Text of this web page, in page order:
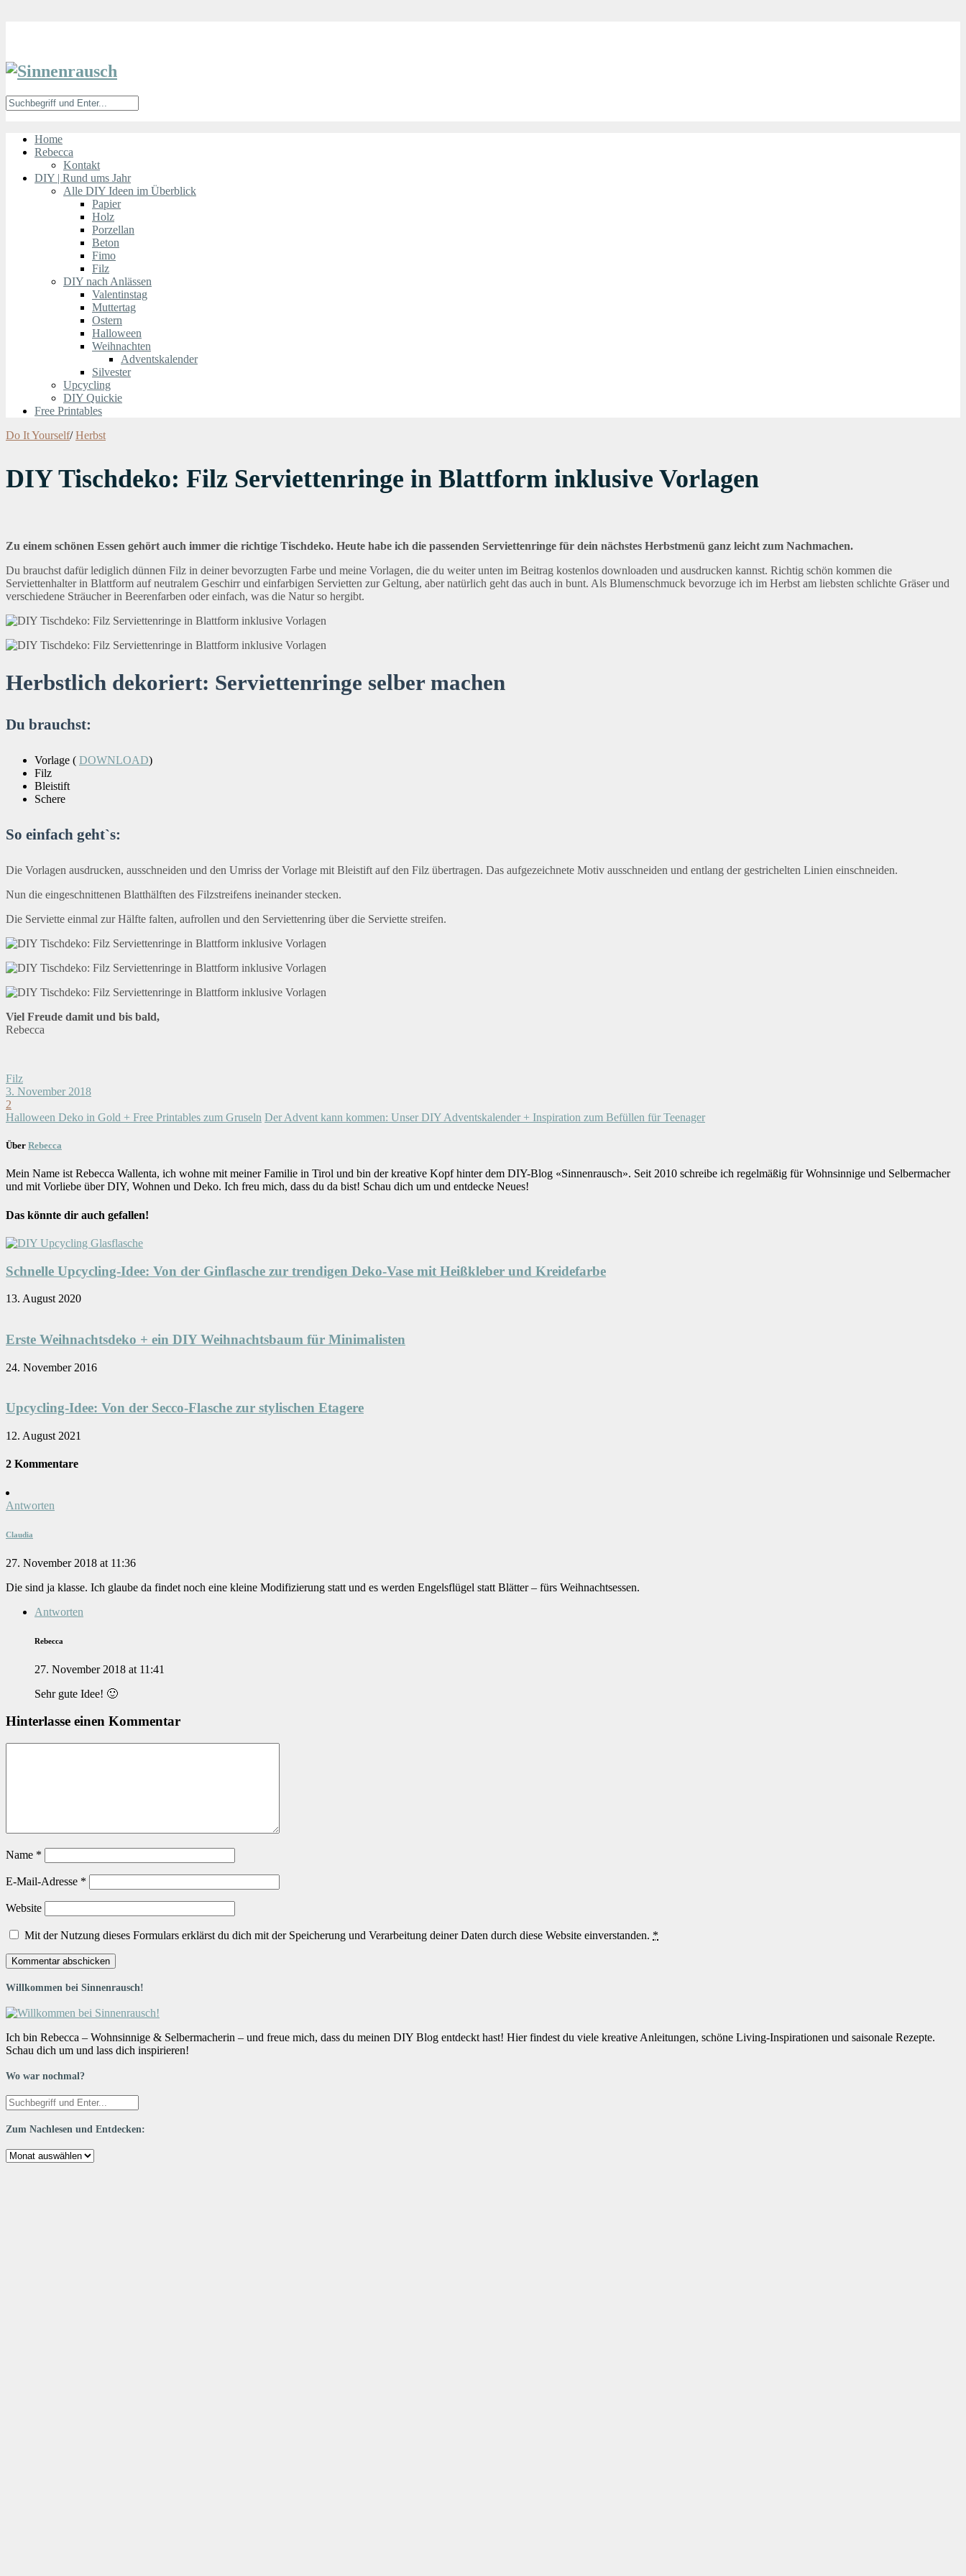
Home
Rebecca
Kontakt
DIY | Rund ums Jahr
Alle DIY Ideen im Überblick
Papier
Holz
Porzellan
Beton
Fimo
Filz
DIY nach Anlässen
Valentinstag
Muttertag
Ostern
Halloween
Weihnachten
Adventskalender
Silvester
Upcycling
DIY Quickie
Free Printables
Do It Yourself/ Herbst
DIY Tischdeko: Filz Serviettenringe in Blattform inklusive Vorlagen
Zu einem schönen Essen gehört auch immer die richtige Tischdeko. Heute habe ich die passenden Serviettenringe für dein nächstes Herbstmenü ganz leicht zum Nachmachen.
Du brauchst dafür lediglich dünnen Filz in deiner bevorzugten Farbe und meine Vorlagen, die du weiter unten im Beitrag kostenlos downloaden und ausdrucken kannst. Richtig schön kommen die
Serviettenhalter in Blattform auf neutralem Geschirr und einfarbigen Servietten zur Geltung, aber natürlich geht das auch in bunt. Als Blumenschmuck bevorzuge ich im Herbst am liebsten schlichte Gräser und
verschiedene Sträucher in Beerenfarben oder einfach, was die Natur so hergibt.
Herbstlich dekoriert: Serviettenringe selber machen
Du brauchst:
Vorlage ( DOWNLOAD)
Filz
Bleistift
Schere
So einfach geht`s:
Die Vorlagen ausdrucken, ausschneiden und den Umriss der Vorlage mit Bleistift auf den Filz übertragen. Das aufgezeichnete Motiv ausschneiden und entlang der gestrichelten Linien einschneiden.
Nun die eingeschnittenen Blatthälften des Filzstreifens ineinander stecken.
Die Serviette einmal zur Hälfte falten, aufrollen und den Serviettenring über die Serviette streifen.
Viel Freude damit und bis bald,
Rebecca
Filz
3. November 2018
2
Halloween Deko in Gold + Free Printables zum Gruseln Der Advent kann kommen: Unser DIY Adventskalender + Inspiration zum Befüllen für Teenager
Über Rebecca
Mein Name ist Rebecca Wallenta, ich wohne mit meiner Familie in Tirol und bin der kreative Kopf hinter dem DIY-Blog «Sinnenrausch». Seit 2010 schreibe ich regelmäßig für Wohnsinnige und Selbermacher
und mit Vorliebe über DIY, Wohnen und Deko. Ich freu mich, dass du da bist! Schau dich um und entdecke Neues!
Das könnte dir auch gefallen!
Schnelle Upcycling-Idee: Von der Ginflasche zur trendigen Deko-Vase mit Heißkleber und Kreidefarbe
13. August 2020
Erste Weihnachtsdeko + ein DIY Weihnachtsbaum für Minimalisten
24. November 2016
Upcycling-Idee: Von der Secco-Flasche zur stylischen Etagere
12. August 2021
2 Kommentare
Antworten
Claudia
27. November 2018 at 11:36
Die sind ja klasse. Ich glaube da findet noch eine kleine Modifizierung statt und es werden Engelsflügel statt Blätter – fürs Weihnachtsessen.
Antworten
Rebecca
27. November 2018 at 11:41
Sehr gute Idee! 🙂
Hinterlasse einen Kommentar
Name *
E-Mail-Adresse *
Website
Mit der Nutzung dieses Formulars erklärst du dich mit der Speicherung und Verarbeitung deiner Daten durch diese Website einverstanden. *
Willkommen bei Sinnenrausch!
Ich bin Rebecca – Wohnsinnige & Selbermacherin – und freue mich, dass du meinen DIY Blog entdeckt hast! Hier findest du viele kreative Anleitungen, schöne Living-Inspirationen und saisonale Rezepte.
Schau dich um und lass dich inspirieren!
Wo war nochmal?
Zum Nachlesen und Entdecken:
Zum